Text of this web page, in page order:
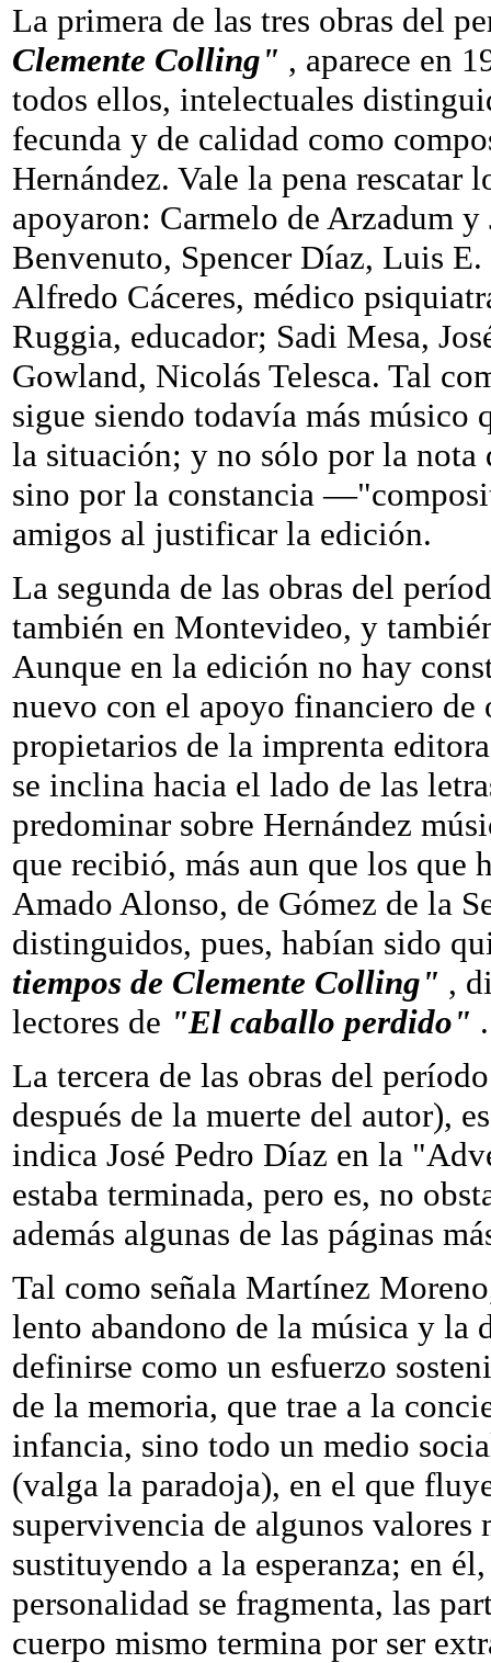
La primera de las tres obras del
Clemente Colling" , aparece en
todos ellos, intelectuales
fecunda y de calidad como
Hernández. Vale la pena rescatar
apoyaron: Carmelo de Arzadum
Benvenuto, Spencer Díaz, Luis
Alfredo Cáceres, médico
Ruggia, educador; Sadi Mesa,
Gowland, Nicolás Telesca. Tal
sigue siendo todavía más músico
la situación; y no sólo por la nota
sino por la constancia
amigos al justificar la edición.
La segunda de las obras del
también en Montevideo, y
Aunque en la edición no hay
nuevo con el apoyo financiero
propietarios de la imprenta
se inclina hacia el lado de las
predominar sobre Hernández
que recibió, más aun que los que
Amado Alonso, de Gómez de la
distinguidos, pues, habían sido
tiempos de Clemente Colling" ,
lectores de "El caballo perdido" .
La tercera de las obras del
después de la muerte del autor),
indica José Pedro Díaz en la
estaba terminada, pero es, no
además algunas de las páginas
Tal como señala Martínez
lento abandono de la música y la
definirse como un esfuerzo
de la memoria, que trae a la
infancia, sino todo un medio
(valga la paradoja), en el que
supervivencia de algunos
sustituyendo a la esperanza; en
personalidad se fragmenta, las
cuerpo mismo termina por ser